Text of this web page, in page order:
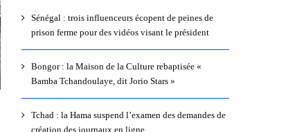
Sénégal : trois influenceurs écopent de peines de
prison ferme pour des vidéos visant le président
Bongor : la Maison de la Culture rebaptisée «
Bamba Tchandoulaye, dit Jorio Stars »
Tchad : la Hama suspend l’examen des demandes de
création des journaux en ligne